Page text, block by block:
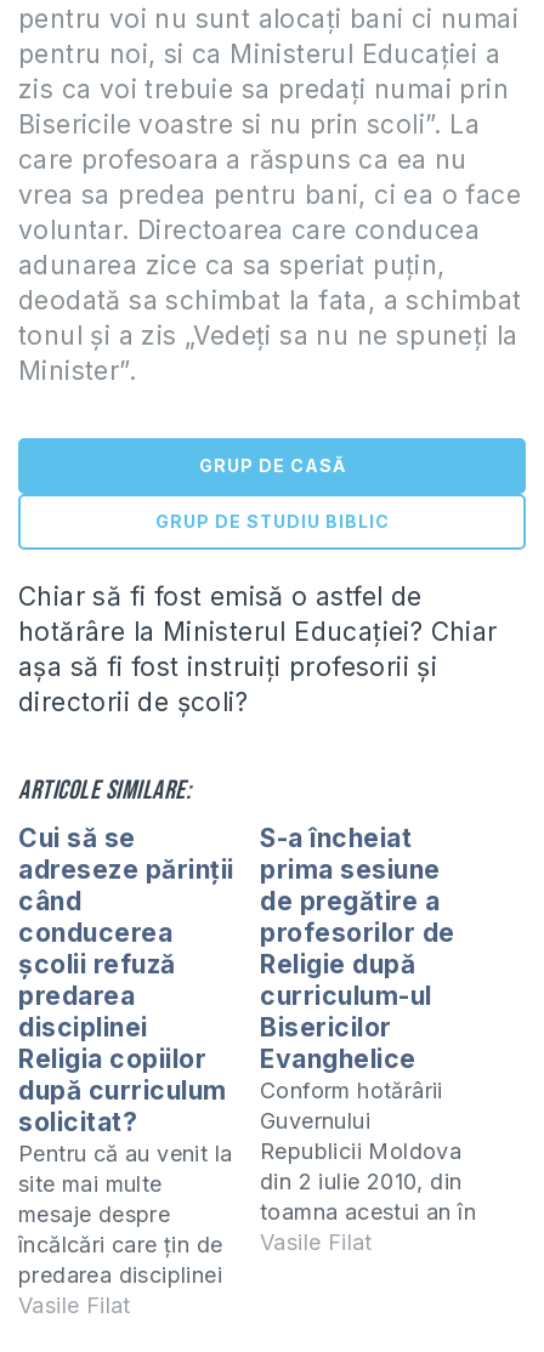
pentru voi nu sunt alocați bani ci numai
pentru noi, si ca Ministerul Educaţiei a
zis ca voi trebuie sa predați numai prin
Bisericile voastre si nu prin scoli”. La
care profesoara a răspuns ca ea nu
vrea sa predea pentru bani, ci ea o face
voluntar. Directoarea care conducea
adunarea zice ca sa speriat puțin,
deodată sa schimbat la fata, a schimbat
tonul şi a zis „Vedeți sa nu ne spuneți la
Minister”.
GRUP DE CASĂ
GRUP DE STUDIU BIBLIC
Chiar să fi fost emisă o astfel de
hotărâre la Ministerul Educaţiei? Chiar
aşa să fi fost instruiţi profesorii şi
directorii de şcoli?
Articole similare:
Cui să se
adreseze părinţii
când
conducerea
şcolii refuză
predarea
disciplinei
Religia copiilor
după curriculum
solicitat?
Pentru că au venit la
site mai multe
mesaje despre
încălcări care ţin de
predarea disciplinei
Religia în şcolile din
Vasile Filat
S-a încheiat
prima sesiune
de pregătire a
profesorilor de
Religie după
curriculum-ul
Bisericilor
Evanghelice
Conform hotărârii
Guvernului
Republicii Moldova
din 2 iulie 2010, din
toamna acestui an în
şcolile publice a fost
Vasile Filat